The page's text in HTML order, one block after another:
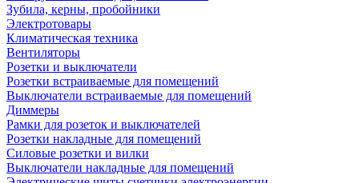
Зубила, керны, пробойники
Электротовары
Климатическая техника
Вентиляторы
Розетки и выключатели
Розетки встраиваемые для помещений
Выключатели встраиваемые для помещений
Диммеры
Рамки для розеток и выключателей
Розетки накладные для помещений
Силовые розетки и вилки
Выключатели накладные для помещений